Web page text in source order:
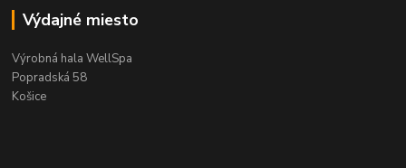
Výdajné miesto
Výrobná hala WellSpa
Popradská 58
Košice